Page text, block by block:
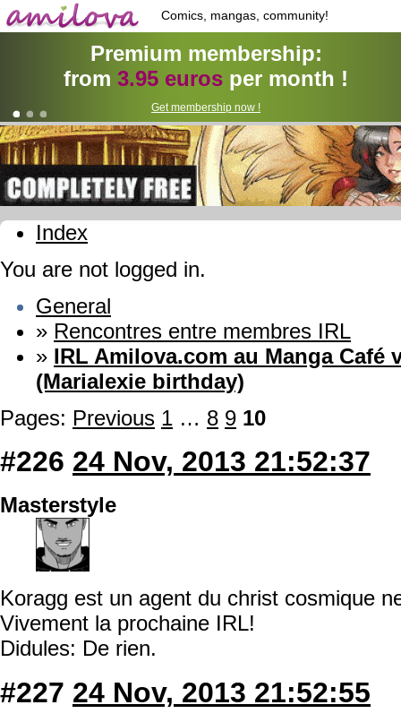
Comics, mangas, community!
Premium membership:
from 3.95 euros per month !
Get membership now !
Index
You are not logged in.
General
» Rencontres entre membres IRL
» IRL Amilova.com au Manga Café
(Marialexie birthday)
Pages: Previous 1 … 8 9 10
#226 24 Nov, 2013 21:52:37
Masterstyle
Koragg est un agent du christ cosmique
Vivement la prochaine IRL!
Didules: De rien.
#227 24 Nov, 2013 21:52:55